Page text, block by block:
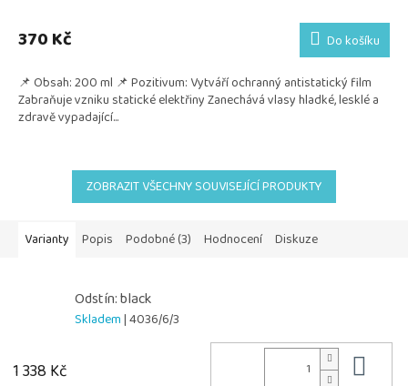
370 Kč Do košíku
📌 Obsah: 200 ml 📌 Pozitivum: Vytváří ochranný antistatický film
Zabraňuje vzniku statické elektřiny Zanechává vlasy hladké, lesklé a
zdravě vypadající...
ZOBRAZIT VŠECHNY SOUVISEJÍCÍ PRODUKTY
Varianty Popis Podobné (3) Hodnocení Diskuze
Odstín: black
Skladem| 4036/6/3
1 338 Kč